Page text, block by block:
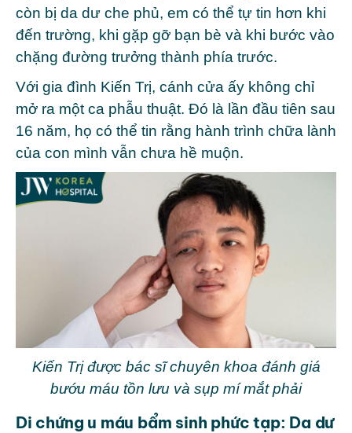
còn bị da dư che phủ, em có thể tự tin hơn khi
đến trường, khi gặp gỡ bạn bè và khi bước vào
chặng đường trưởng thành phía trước.
Với gia đình Kiến Trị, cánh cửa ấy không chỉ
mở ra một ca phẫu thuật. Đó là lần đầu tiên sau
16 năm, họ có thể tin rằng hành trình chữa lành
của con mình vẫn chưa hề muộn.
Kiến Trị được bác sĩ chuyên khoa đánh giá
bướu máu tồn lưu và sụp mí mắt phải
Di chứng u máu bẩm sinh phức tạp: Da dư